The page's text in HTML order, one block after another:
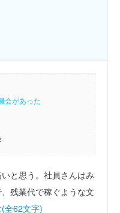
会があった
と思う。社員さんはみ
残業代で稼ぐような文
全62文字)